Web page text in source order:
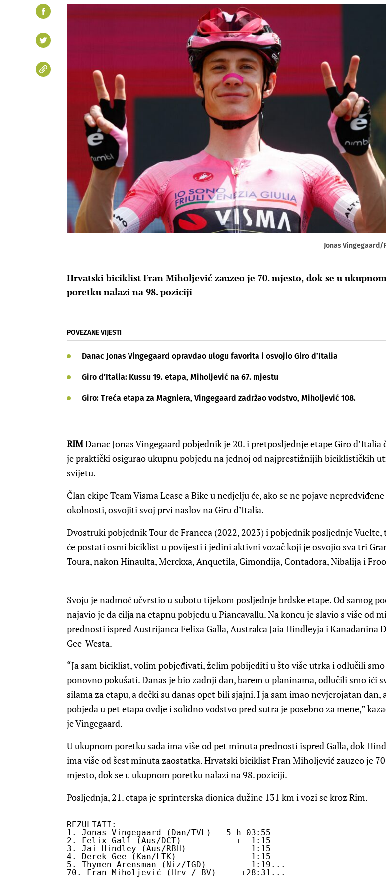
Jonas Vingegaard/
Hrvatski biciklist Fran Miholjević zauzeo je 70. mjesto, dok se u ukupnom
poretku nalazi na 98. poziciji
POVEZANE VIJESTI
Danac Jonas Vingegaard opravdao ulogu favorita i osvojio Giro d’Italia
Giro d’Italia: Kussu 19. etapa, Miholjević na 67. mjestu
Giro: Treća etapa za Magniera, Vingegaard zadržao vodstvo, Miholjević 108.
RIMDanac Jonas Vingegaard pobjednik je 20. i pretposljednje etape Giro d’Italia
je praktički osigurao ukupnu pobjedu na jednoj od najprestižnijih biciklističkih
svijetu.
Član ekipe Team Visma Lease a Bike u nedjelju će, ako se ne pojave nepredviđene
okolnosti, osvojiti svoj prvi naslov na Giru d’Italia.
Dvostruki pobjednik Tour de Francea (2022, 2023) i pobjednik posljednje Vuelte,
će postati osmi biciklist u povijesti i jedini aktivni vozač koji je osvojio sva tri
Toura, nakon Hinaulta, Merckxa, Anquetila, Gimondija, Contadora, Nibalija i
Svoju je nadmoć učvrstio u subotu tijekom posljednje brdske etape. Od samog
najavio je da cilja na etapnu pobjedu u Piancavallu. Na koncu je slavio s više od
prednosti ispred Austrijanca Felixa Galla, Australca Jaia Hindleyja i Kanađanina
Gee-Westa.
“Ja sam biciklist, volim pobjeđivati, želim pobijediti u što više utrka i odlučili smo
ponovno pokušati. Danas je bio zadnji dan, barem u planinama, odlučili smo ići
silama za etapu, a dečki su danas opet bili sjajni. I ja sam imao nevjerojatan dan,
pobjeda u pet etapa ovdje i solidno vodstvo pred sutra je posebno za mene,”
je Vingegaard.
U ukupnom poretku sada ima više od pet minuta prednosti ispred Galla, dok
ima više od šest minuta zaostatka. Hrvatski biciklist Fran Miholjević zauzeo je
mjesto, dok se u ukupnom poretku nalazi na 98. poziciji.
Posljednja, 21. etapa je sprinterska dionica dužine 131 km i vozi se kroz Rim.
REZULTATI:
1. Jonas Vingegaard (Dan/TVL)   5 h 03:55
2. Felix Gall (Aus/DCT)           +  1:15
3. Jai Hindley (Aus/RBH)             1:15
4. Derek Gee (Kan/LTK)               1:15
5. Thymen Arensman (Niz/IGD)         1:19...
70. Fran Miholjević (Hrv / BV)     +28:31...